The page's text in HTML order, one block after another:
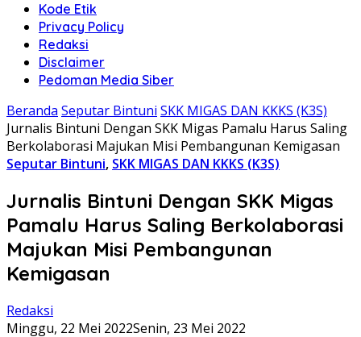
Kode Etik
Privacy Policy
Redaksi
Disclaimer
Pedoman Media Siber
Beranda Seputar Bintuni SKK MIGAS DAN KKKS (K3S)
Jurnalis Bintuni Dengan SKK Migas Pamalu Harus Saling
Berkolaborasi Majukan Misi Pembangunan Kemigasan
Seputar Bintuni, SKK MIGAS DAN KKKS (K3S)
Jurnalis Bintuni Dengan SKK Migas
Pamalu Harus Saling Berkolaborasi
Majukan Misi Pembangunan
Kemigasan
Redaksi
Minggu, 22 Mei 2022Senin, 23 Mei 2022